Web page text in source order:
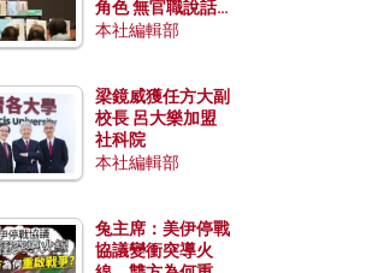
角色 無官職說話
包袱少
本社編輯部
梁鏡威獲任方大副
校長 呂大樂加盟
社科院
本社編輯部
兔主席：美伊停戰
協議變衝突導火